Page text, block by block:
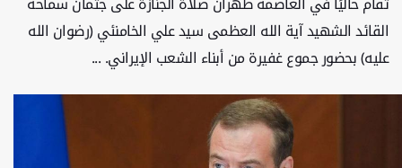
القائد الشهيد آية الله العظمى سيد علي الخامنئي (رضوان الله
عليه) بحضور جموع غفيرة من أبناء الشعب الإيراني. ...